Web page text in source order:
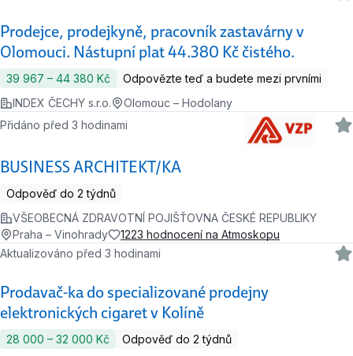
Prodejce, prodejkyně, pracovník zastavárny v
Olomouci. Nástupní plat 44.380 Kč čistého.
39 967 ‍–‍ 44 380 Kč
Odpovězte teď a budete mezi prvními
INDEX ČECHY s.r.o.
Olomouc – Hodolany
BUSINESS ARCHITEKT/KA
Přidáno před 3 hodinami
Odpověď do 2 týdnů
VŠEOBECNÁ ZDRAVOTNÍ POJIŠŤOVNA ČESKÉ REPUBLIKY
Praha – Vinohrady
1223 hodnocení na Atmoskopu
Prodavač-ka do specializované prodejny
elektronických cigaret v Kolíně
Aktualizováno před 3 hodinami
28 000 ‍–‍ 32 000 Kč
Odpověď do 2 týdnů